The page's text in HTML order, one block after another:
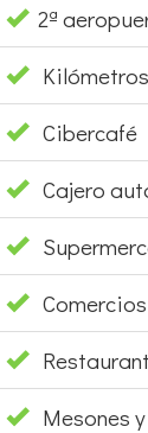
2ª
Kilómetros
Cibercafé
Cajero
Comercios
Mesones